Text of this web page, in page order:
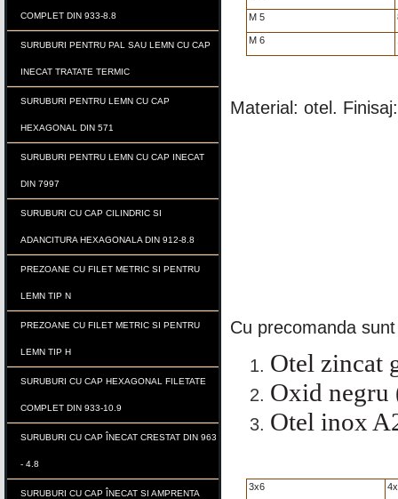
COMPLET DIN 933-8.8
SURUBURI PENTRU PAL SAU LEMN CU CAP
INECAT TRATATE TERMIC
SURUBURI PENTRU LEMN CU CAP
HEXAGONAL DIN 571
SURUBURI PENTRU LEMN CU CAP INECAT
DIN 7997
SURUBURI CU CAP CILINDRIC SI
ADANCITURA HEXAGONALA DIN 912-8.8
PREZOANE CU FILET METRIC SI PENTRU
LEMN TIP N
PREZOANE CU FILET METRIC SI PENTRU
LEMN TIP H
SURUBURI CU CAP HEXAGONAL FILETATE
COMPLET DIN 933-10.9
SURUBURI CU CAP ÎNECAT CRESTAT DIN 963
- 4.8
SURUBURI CU CAP ÎNECAT SI AMPRENTA
M 5
M 6
Material: otel.
Cu precomanda
Otel zincat
Oxid negru
Otel inox
3x6